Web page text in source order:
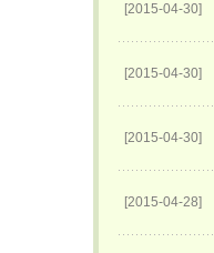
[2015-04-30]
[2015-04-30]
[2015-04-30]
[2015-04-28]